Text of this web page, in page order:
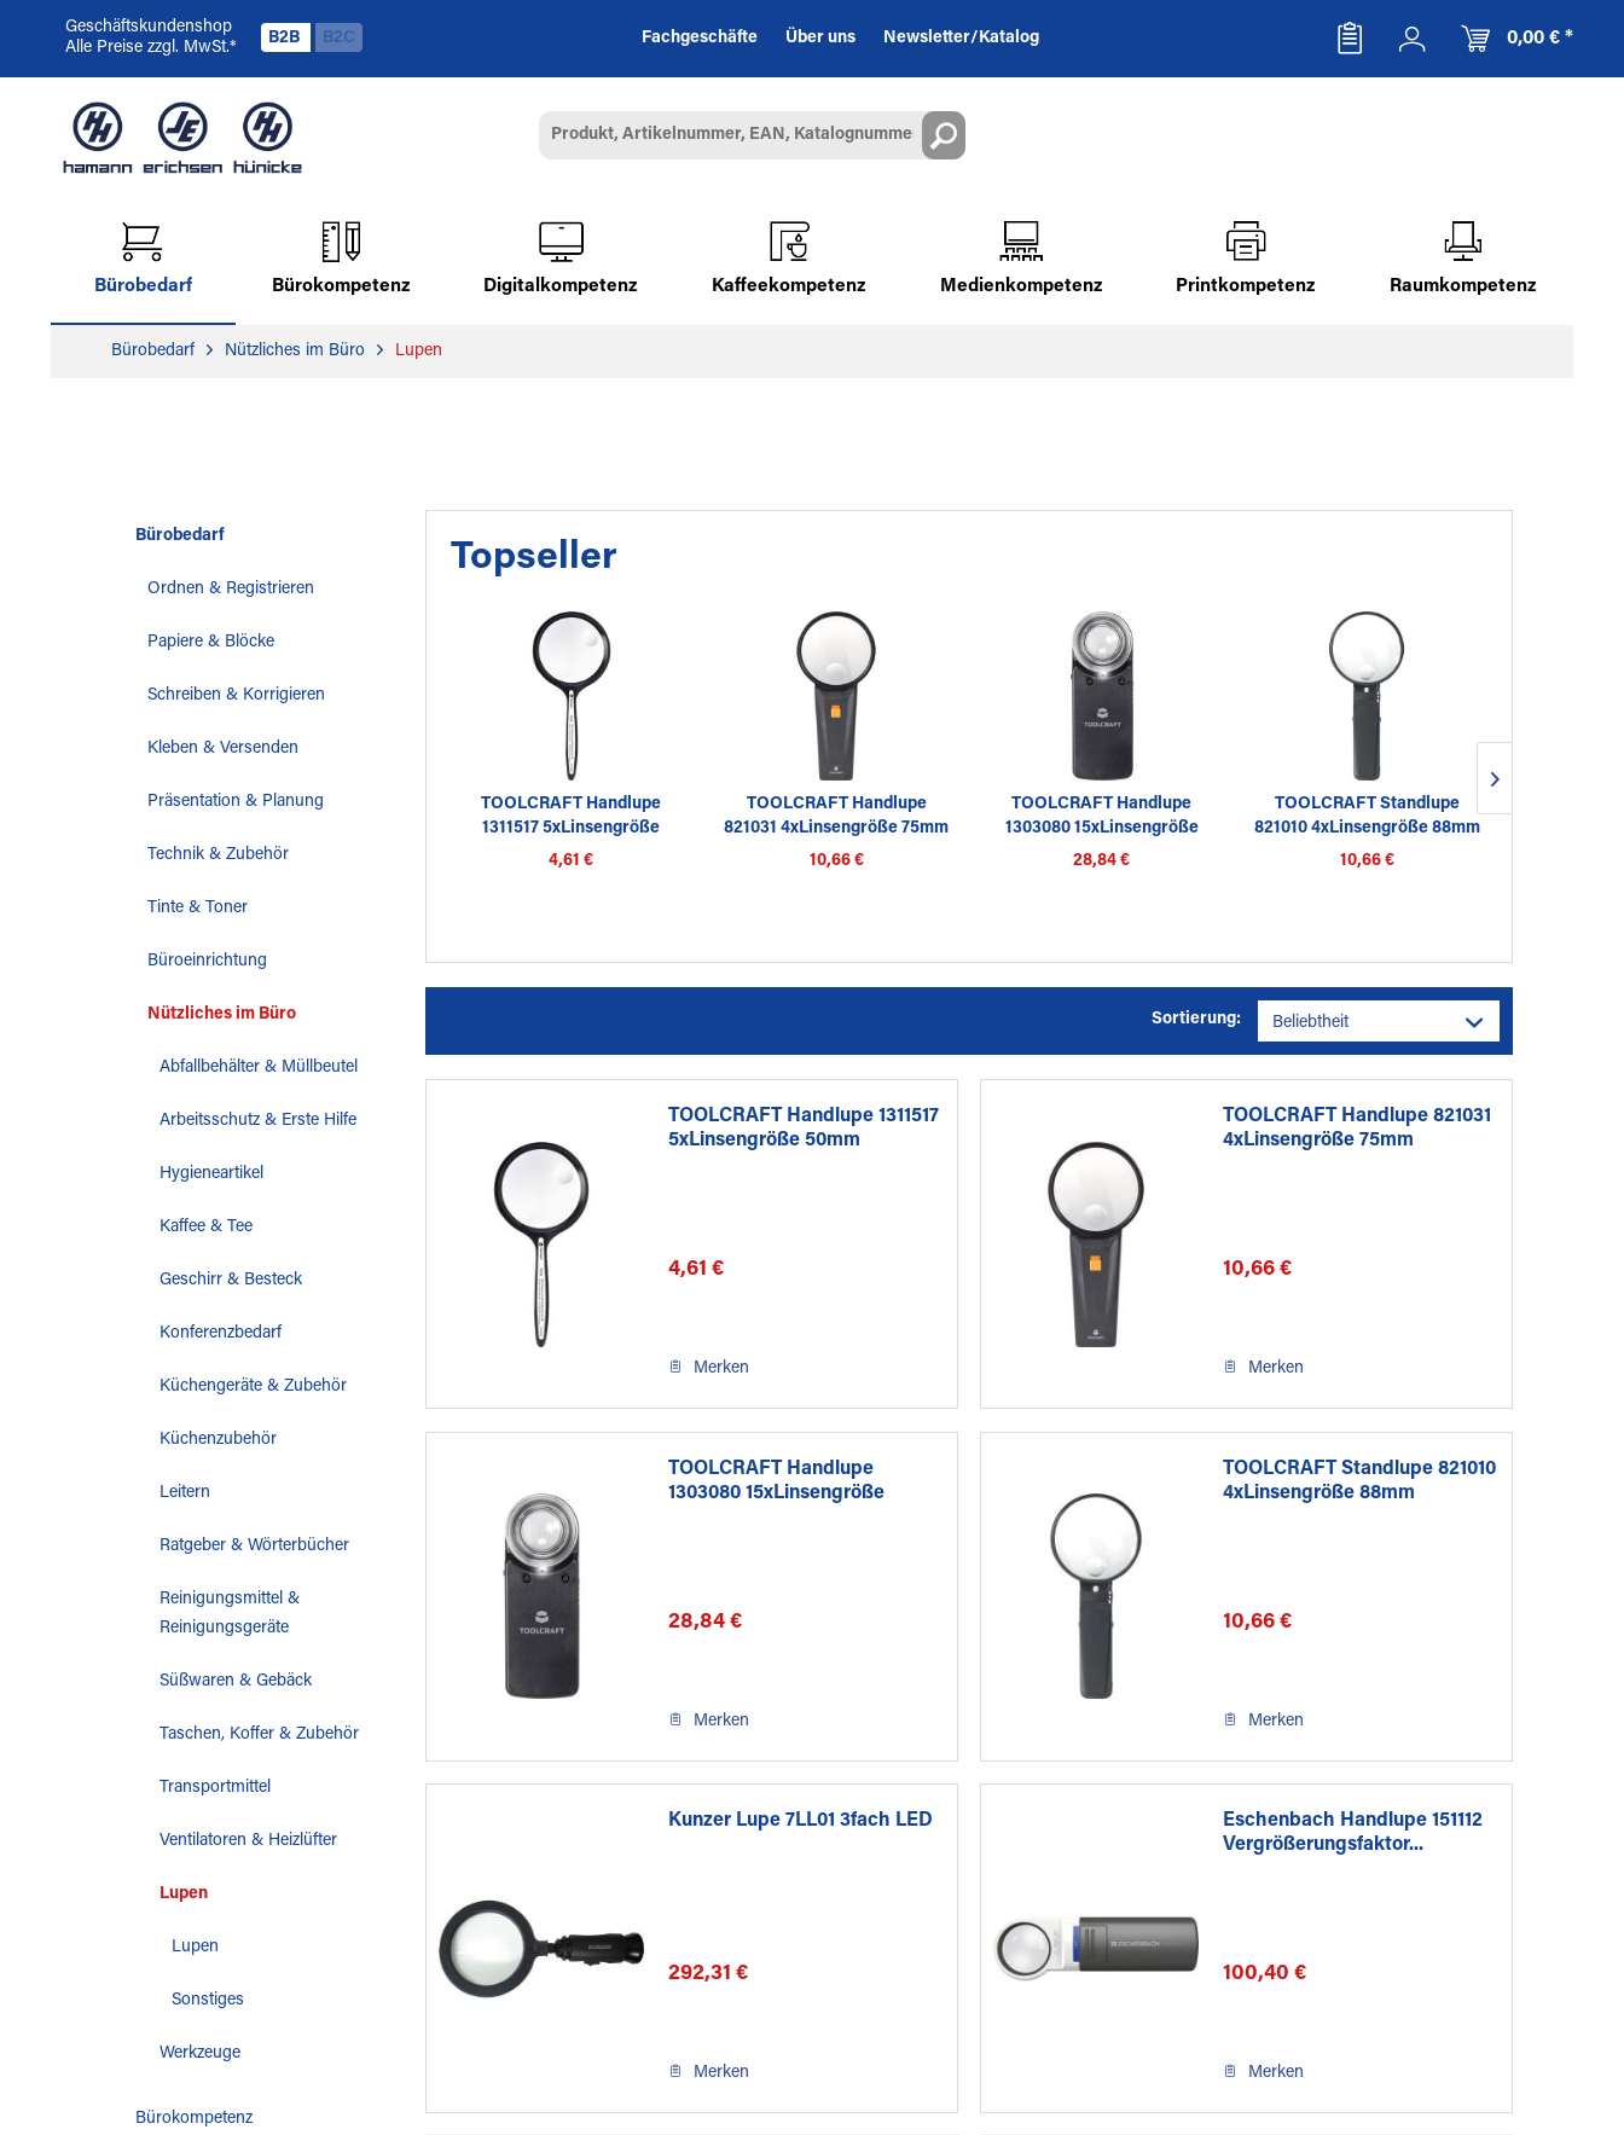
Geschäftskundenshop
Alle Preise zzgl. MwSt.*
B2B B2C Fachgeschäfte Über uns Newsletter/Katalog 0,00 € *
Bürobedarf Bürokompetenz Digitalkompetenz Kaffeekompetenz Medienkompetenz Printkompetenz Raumkompetenz
Bürobedarf Nützliches im Büro Lupen
Bürobedarf
Ordnen & Registrieren
Papiere & Blöcke
Schreiben & Korrigieren
Kleben & Versenden
Präsentation & Planung
Technik & Zubehör
Tinte & Toner
Büroeinrichtung
Nützliches im Büro
Abfallbehälter & Müllbeutel
Arbeitsschutz & Erste Hilfe
Hygieneartikel
Kaffee & Tee
Geschirr & Besteck
Konferenzbedarf
Küchengeräte & Zubehör
Küchenzubehör
Leitern
Ratgeber & Wörterbücher
Reinigungsmittel &
Reinigungsgeräte
Süßwaren & Gebäck
Taschen, Koffer & Zubehör
Transportmittel
Ventilatoren & Heizlüfter
Lupen
Lupen
Sonstiges
Werkzeuge
Bürokompetenz
Topseller
TOOLCRAFT Handlupe
1311517 5xLinsengröße
50mm
4,61 €
TOOLCRAFT Handlupe
821031 4xLinsengröße 75mm
10,66 €
TOOLCRAFT Handlupe
1303080 15xLinsengröße
20mm
28,84 €
TOOLCRAFT Standlupe
821010 4xLinsengröße 88mm
10,66 €
Sortierung:
TOOLCRAFT Handlupe 1311517
5xLinsengröße 50mm
4,61 €
Merken
TOOLCRAFT Handlupe 821031
4xLinsengröße 75mm
10,66 €
Merken
TOOLCRAFT Handlupe
1303080 15xLinsengröße
28,84 €
Merken
TOOLCRAFT Standlupe 821010
4xLinsengröße 88mm
10,66 €
Merken
Kunzer Lupe 7LL01 3fach LED
292,31 €
Merken
Eschenbach Handlupe 151112
Vergrößerungsfaktor...
100,40 €
Merken